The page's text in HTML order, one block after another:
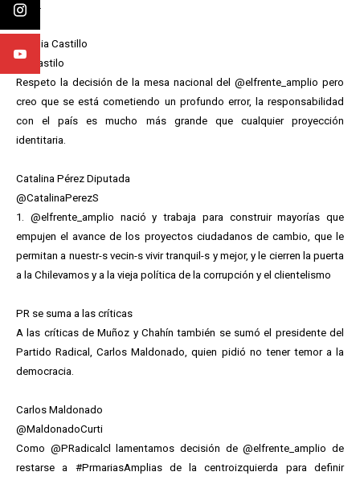
Vidal.
Natalia Castillo
@ncastilo
Respeto la decisión de la mesa nacional del @elfrente_amplio pero
creo que se está cometiendo un profundo error, la responsabilidad
con el país es mucho más grande que cualquier proyección
identitaria.
Catalina Pérez Diputada
@CatalinaPerezS
1. @elfrente_amplio nació y trabaja para construir mayorías que
empujen el avance de los proyectos ciudadanos de cambio, que le
permitan a nuestr-s vecin-s vivir tranquil-s y mejor, y le cierren la puerta
a la Chilevamos y a la vieja política de la corrupción y el clientelismo
PR se suma a las críticas
A las críticas de Muñoz y Chahín también se sumó el presidente del
Partido Radical, Carlos Maldonado, quien pidió no tener temor a la
democracia.
Carlos Maldonado
@MaldonadoCurti
Como @PRadicalcl lamentamos decisión de @elfrente_amplio de
restarse a #PrmariasAmplias de la centroizquierda para definir